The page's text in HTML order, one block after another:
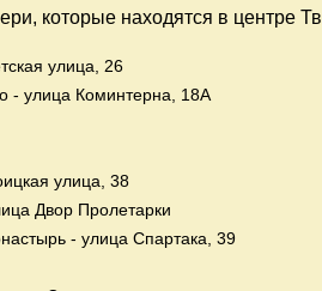
которые находятся в центре
улица, 26
- улица Коминтерна, 18А
улица, 38
Двор Пролетарки
- улица Спартака, 39